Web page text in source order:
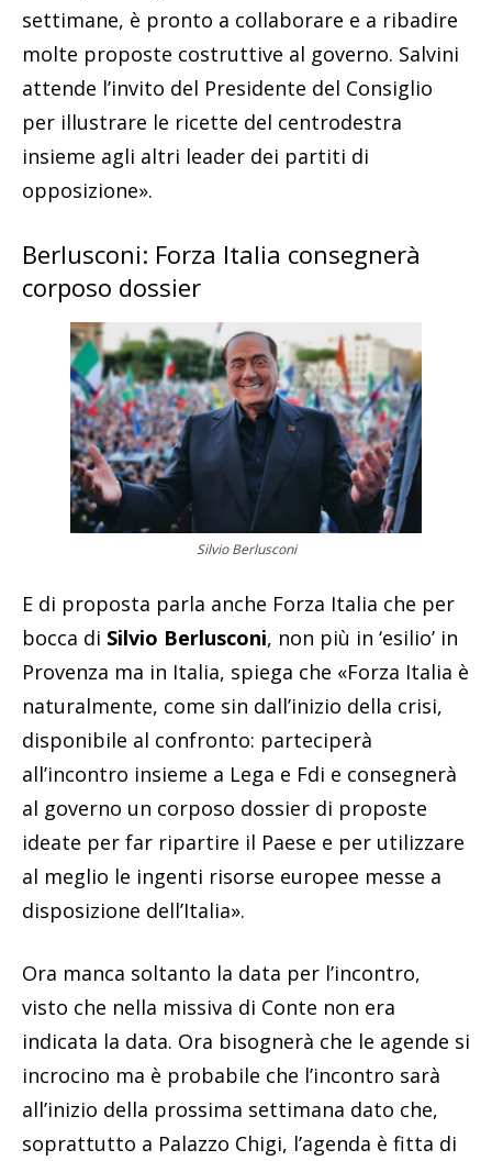
settimane, è pronto a collaborare e a ribadire
molte proposte costruttive al governo. Salvini
attende l’invito del Presidente del Consiglio
per illustrare le ricette del centrodestra
insieme agli altri leader dei partiti di
opposizione».
Berlusconi: Forza Italia consegnerà
corposo dossier
Silvio Berlusconi
E di proposta parla anche Forza Italia che per
bocca di Silvio Berlusconi, non più in ‘esilio’ in
Provenza ma in Italia, spiega che «Forza Italia è
naturalmente, come sin dall’inizio della crisi,
disponibile al confronto: parteciperà
all’incontro insieme a Lega e Fdi e consegnerà
al governo un corposo dossier di proposte
ideate per far ripartire il Paese e per utilizzare
al meglio le ingenti risorse europee messe a
disposizione dell’Italia».
Ora manca soltanto la data per l’incontro,
visto che nella missiva di Conte non era
indicata la data. Ora bisognerà che le agende si
incrocino ma è probabile che l’incontro sarà
all’inizio della prossima settimana dato che,
soprattutto a Palazzo Chigi, l’agenda è fitta di